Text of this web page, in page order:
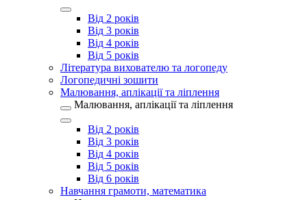
Від 2 років
Від 3 років
Від 4 років
Від 5 років
Література вихователю та логопеду
Логопедичні зошити
Малювання, аплікації та ліплення
Малювання, аплікації та ліплення
Від 2 років
Від 3 років
Від 4 років
Від 5 років
Від 6 років
Навчання грамоти, математика